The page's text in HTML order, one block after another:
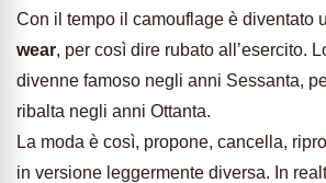
Con il tempo il camouflage è diventato
wear, per così dire rubato all’esercito.
divenne famoso negli anni Sessanta,
ribalta negli anni Ottanta.
La moda è così, propone, cancella,
in versione leggermente diversa. In